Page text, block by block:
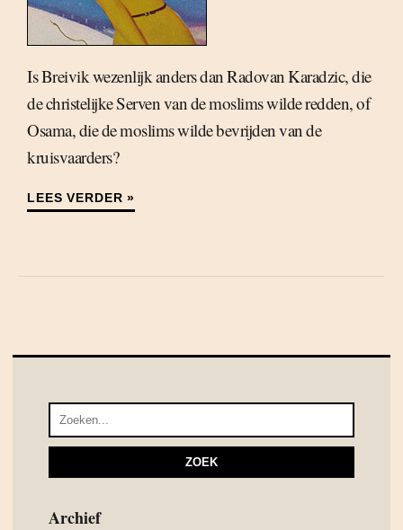
Is Breivik wezenlijk anders dan Radovan Karadzic, die
de christelijke Serven van de moslims wilde redden, of
Osama, die de moslims wilde bevrijden van de
kruisvaarders?
LEES VERDER »
Archief